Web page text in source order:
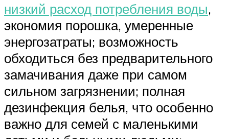
низкий расход потребления воды,
экономия порошка, умеренные
энергозатраты; возможность
обходиться без предварительного
замачивания даже при самом
сильном загрязнении; полная
дезинфекция белья, что особенно
важно для семей с маленькими